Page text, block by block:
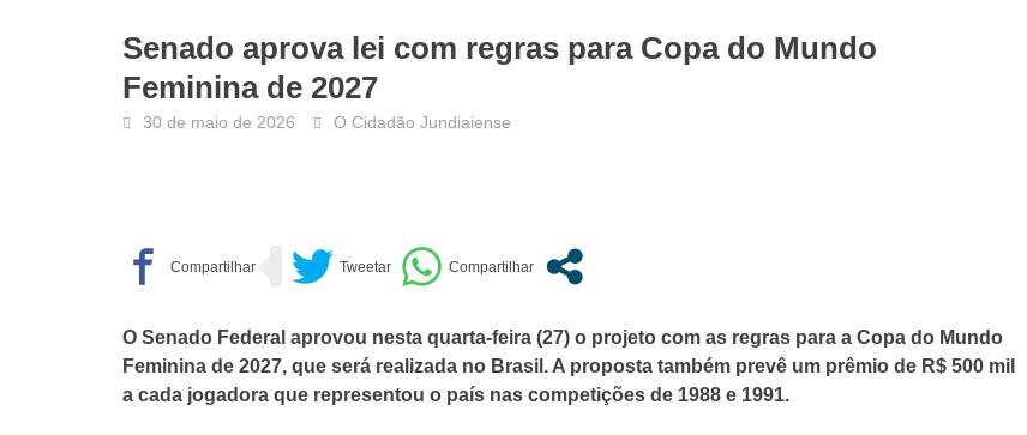
Senado aprova lei com regras para Copa do Mundo
Feminina de 2027
30 de maio de 2026 O Cidadão Jundiaiense
O Senado Federal aprovou nesta quarta-feira (27) o projeto com as regras para a Copa do Mundo
Feminina de 2027, que será realizada no Brasil. A proposta também prevê um prêmio de R$ 500 mil
a cada jogadora que representou o país nas competições de 1988 e 1991.